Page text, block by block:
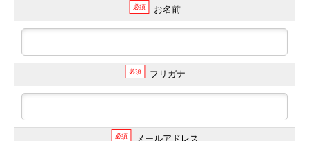
必須 お名前
必須 フリガナ
必須 メールアドレス